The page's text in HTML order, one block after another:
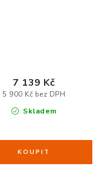
Skladem
5 900 Kč bez DPH
7 139 Kč